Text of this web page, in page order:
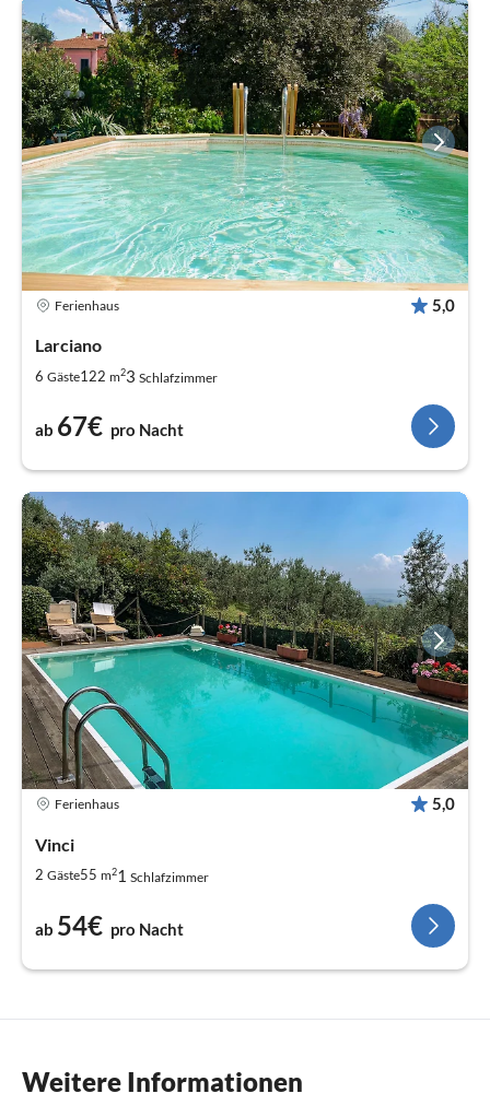
Ferienhaus 5,0
Larciano
6 Gäste122 m23 Schlafzimmer
ab 67€ pro Nacht
Ferienhaus 5,0
Vinci
2 Gäste55 m21 Schlafzimmer
ab 54€ pro Nacht
Weitere Informationen